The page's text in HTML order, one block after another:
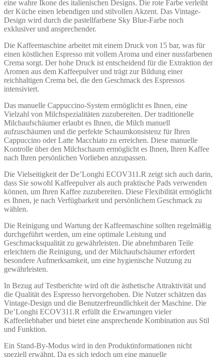
eine wahre Ikone des italienischen Designs. Die rote Farbe verleiht
der Küche einen lebendigen und stilvollen Akzent. Das Vintage-
Design wird durch die pastellfarbene Sky Blue-Farbe noch
exklusiver und ansprechender.
Die Kaffeemaschine arbeitet mit einem Druck von 15 bar, was für
einen köstlichen Espresso mit vollem Aroma und einer nussfarbenen
Crema sorgt. Der hohe Druck ist entscheidend für die Extraktion der
Aromen aus dem Kaffeepulver und trägt zur Bildung einer
reichhaltigen Crema bei, die den Geschmack des Espressos
intensiviert.
Das manuelle Cappuccino-System ermöglicht es Ihnen, eine
Vielzahl von Milchspezialitäten zuzubereiten. Der traditionelle
Milchaufschäumer erlaubt es Ihnen, die Milch manuell
aufzuschäumen und die perfekte Schaumkonsistenz für Ihren
Cappuccino oder Latte Macchiato zu erreichen. Diese manuelle
Kontrolle über den Milchschaum ermöglicht es Ihnen, Ihren Kaffee
nach Ihren persönlichen Vorlieben anzupassen.
Die Vielseitigkeit der De’Longhi ECOV311.R zeigt sich auch darin,
dass Sie sowohl Kaffeepulver als auch praktische Pads verwenden
können, um Ihren Kaffee zuzubereiten. Diese Flexibilität ermöglicht
es Ihnen, je nach Verfügbarkeit und persönlichem Geschmack zu
wählen.
Die Reinigung und Wartung der Kaffeemaschine sollten regelmäßig
durchgeführt werden, um eine optimale Leistung und
Geschmacksqualität zu gewährleisten. Die abnehmbaren Teile
erleichtern die Reinigung, und der Milchaufschäumer erfordert
besondere Aufmerksamkeit, um eine hygienische Nutzung zu
gewährleisten.
In Bezug auf Testberichte wird oft die ästhetische Attraktivität und
die Qualität des Espresso hervorgehoben. Die Nutzer schätzen das
Vintage-Design und die Benutzerfreundlichkeit der Maschine. Die
De’Longhi ECOV311.R erfüllt die Erwartungen vieler
Kaffeeliebhaber und bietet eine ansprechende Kombination aus Stil
und Funktion.
Ein Stand-By-Modus wird in den Produktinformationen nicht
speziell erwähnt. Da es sich jedoch um eine manuelle